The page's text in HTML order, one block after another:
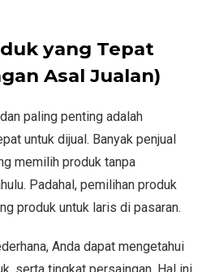
yang Tepat
Asal Jualan)
paling penting adalah
untuk dijual. Banyak penjual
memilih produk tanpa
Padahal, pemilihan produk
produk untuk laris di pasaran.
Anda dapat mengetahui